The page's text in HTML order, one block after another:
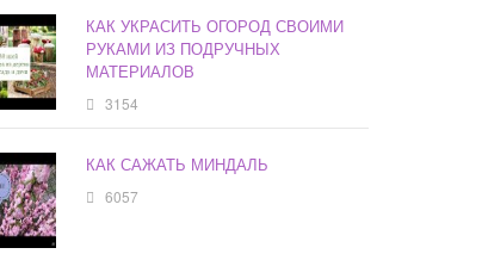
КАК УКРАСИТЬ ОГОРОД СВОИМИ
РУКАМИ ИЗ ПОДРУЧНЫХ
МАТЕРИАЛОВ
3154
КАК САЖАТЬ МИНДАЛЬ
6057